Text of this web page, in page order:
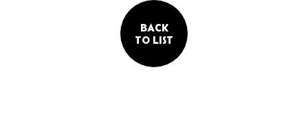
BACK
TO LIST